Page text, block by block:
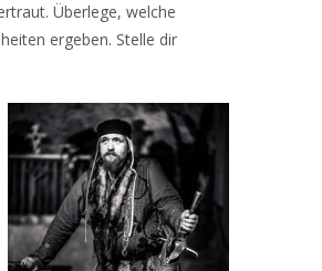
Überlege, welche
ergeben. Stelle dir